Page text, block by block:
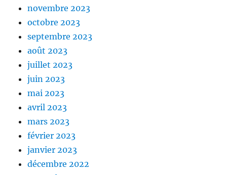
novembre 2023
octobre 2023
septembre 2023
août 2023
juillet 2023
juin 2023
mai 2023
avril 2023
mars 2023
février 2023
janvier 2023
décembre 2022